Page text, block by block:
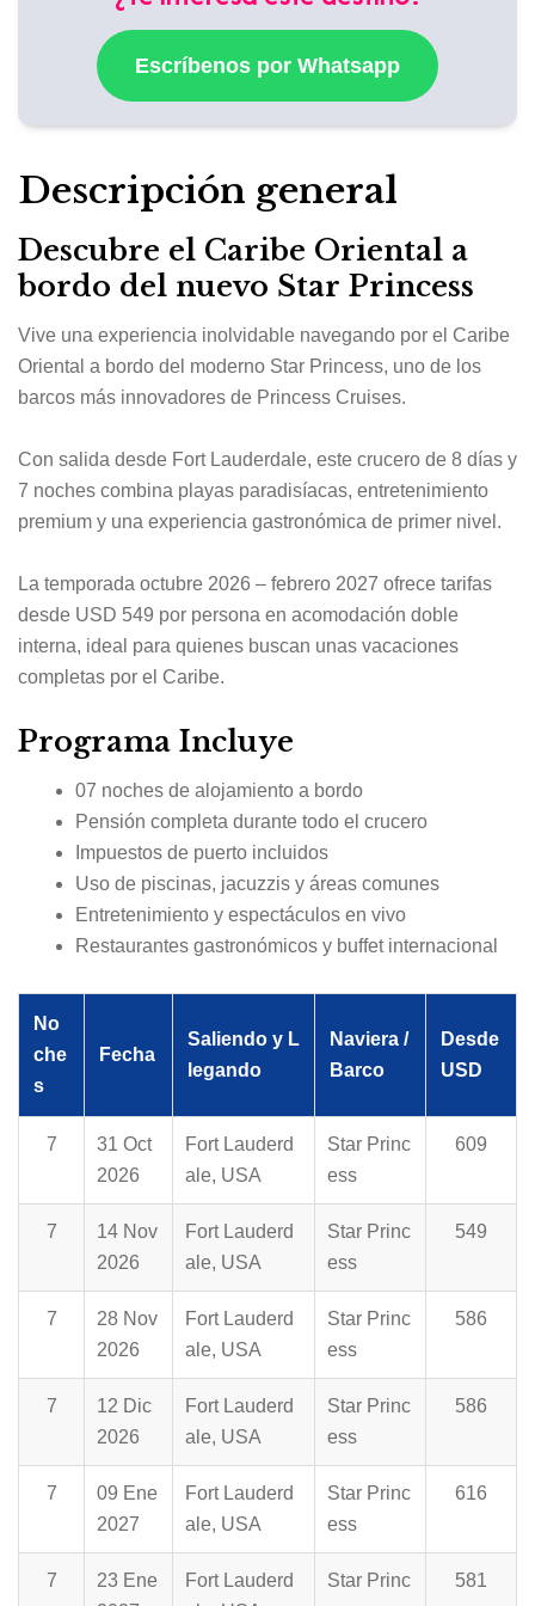
Escríbenos por Whatsapp
Descripción general
Descubre el Caribe Oriental a
bordo del nuevo Star Princess
Vive una experiencia inolvidable navegando por el Caribe
Oriental a bordo del moderno Star Princess, uno de los
barcos más innovadores de Princess Cruises.
Con salida desde Fort Lauderdale, este crucero de 8 días y
7 noches combina playas paradisíacas, entretenimiento
premium y una experiencia gastronómica de primer nivel.
La temporada octubre 2026 – febrero 2027 ofrece tarifas
desde USD 549 por persona en acomodación doble
interna, ideal para quienes buscan unas vacaciones
completas por el Caribe.
Programa Incluye
07 noches de alojamiento a bordo
Pensión completa durante todo el crucero
Impuestos de puerto incluidos
Uso de piscinas, jacuzzis y áreas comunes
Entretenimiento y espectáculos en vivo
Restaurantes gastronómicos y buffet internacional
No
che
s
Fecha
Saliendo y L
legando
Naviera /
Barco
Desde
USD
7
31 Oct
2026
Fort Lauderd
ale, USA
Star Princ
ess
609
7
14 Nov
2026
Fort Lauderd
ale, USA
Star Princ
ess
549
7
28 Nov
2026
Fort Lauderd
ale, USA
Star Princ
ess
586
7
12 Dic
2026
Fort Lauderd
ale, USA
Star Princ
ess
586
7
09 Ene
2027
Fort Lauderd
ale, USA
Star Princ
ess
616
7
23 Ene
Fort Lauderd
Star Princ
581